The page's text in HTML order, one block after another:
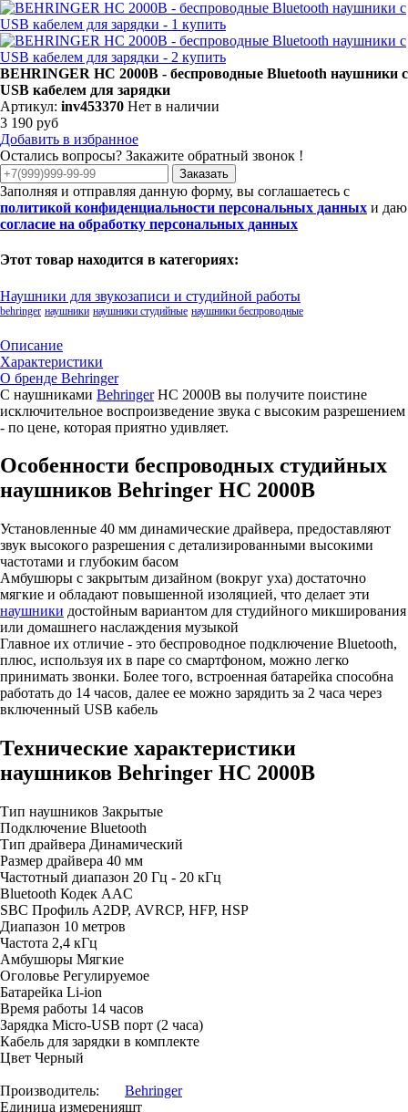
BEHRINGER HC 2000B - беспроводные Bluetooth наушники с
USB кабелем для зарядки
Артикул: inv453370 Нет в наличии
3 190 руб
Добавить в избранное
Остались вопросы? Закажите обратный звонок !
Заказать
Заполняя и отправляя данную форму, вы соглашаетесь с
политикой конфиденциальности персональных данных и даю
согласие на обработку персональных данных
Этот товар находится в категориях:
Наушники для звукозаписи и студийной работы
behringer наушники наушники студийные наушники беспроводные
Описание
Характеристики
О бренде Behringer
С наушниками BehringerHC 2000B вы получите поистине
исключительное воспроизведение звука с высоким разрешением
- по цене, которая приятно удивляет.
Особенности беспроводных студийных
наушников Behringer HC 2000B
Установленные 40 мм динамические драйвера, предоставляют
звук высокого разрешения с детализированными высокими
частотами и глубоким басом
Амбушюры с закрытым дизайном (вокруг уха) достаточно
мягкие и обладают повышенной изоляцией, что делает эти
наушники достойным вариантом для студийного микширования
или домашнего наслаждения музыкой
Главное их отличие - это беспроводное подключение Bluetooth,
плюс, используя их в паре со смартфоном, можно легко
принимать звонки. Более того, встроенная батарейка способна
работать до 14 часов, далее ее можно зарядить за 2 часа через
включенный USB кабель
Технические характеристики
наушников Behringer HC 2000B
Тип наушников Закрытые
Подключение Bluetooth
Тип драйвера Динамический
Размер драйвера 40 мм
Частотный диапазон 20 Гц - 20 кГц
Bluetooth Кодек AAC
SBC Профиль A2DP, AVRCP, HFP, HSP
Диапазон 10 метров
Частота 2,4 кГц
Амбушюры Мягкие
Оголовье Регулируемое
Батарейка Li-ion
Время работы 14 часов
Зарядка Micro-USB порт (2 часа)
Кабель для зарядки в комплекте
Цвет Черный
Производитель:
Behringer
Единица измеренияшт